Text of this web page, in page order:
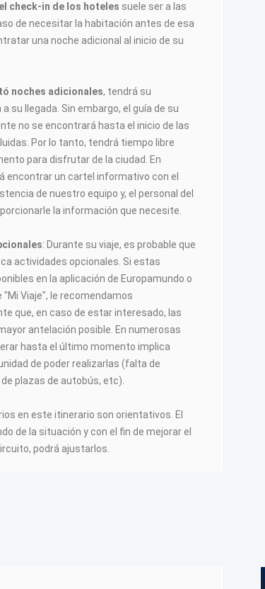
check-in de los hoteles suele ser a las
de necesitar la habitación antes de esa
una noche adicional al inicio de su
noches adicionales, tendrá su
su llegada. Sin embargo, el guía de su
no se encontrará hasta el inicio de las
Por lo tanto, tendrá tiempo libre
para disfrutar de la ciudad. En
encontrar un cartel informativo con el
de nuestro equipo y, el personal del
la información que necesite.
: Durante su viaje, es probable que
actividades opcionales. Si estas
en la aplicación de Europamundo o
"Mi Viaje", le recomendamos
que, en caso de estar interesado, las
antelación posible. En numerosas
hasta el último momento implica
de poder realizarlas (falta de
plazas de autobús, etc).
en este itinerario son orientativos. El
de la situación y con el fin de mejorar el
podrá ajustarlos.